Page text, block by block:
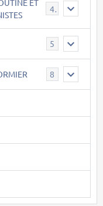
ET
40
5
8